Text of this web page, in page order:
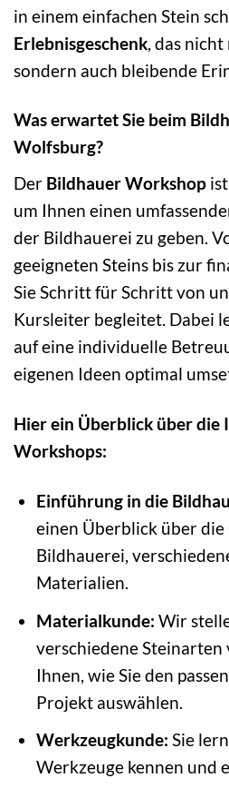
in einem einfachen Stein
Erlebnisgeschenk , das
sondern auch bleibende
Was erwartet Sie beim
Wolfsburg?
Der Bildhauer Workshop
um Ihnen einen
der Bildhauerei zu geben.
geeigneten Steins bis zur
Sie Schritt für Schritt von
Kursleiter begleitet. Dabei
auf eine individuelle
eigenen Ideen optimal
Hier ein Überblick über die
Workshops:
Einführung in die
einen Überblick über die
Bildhauerei,
Materialien.
Materialkunde: Wir
verschiedene
Ihnen, wie Sie den
Projekt auswählen.
Werkzeugkunde: Sie
Werkzeuge kennen und